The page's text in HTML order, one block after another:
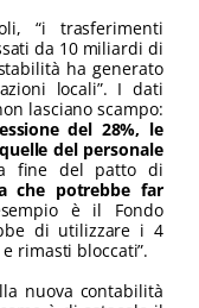
“i trasferimenti
da 10 miliardi di
ha generato
locali”. I dati
lasciano scampo:
del 28%, le
del personale
fine del patto di
che potrebbe far
è il Fondo
di utilizzare i 4
rimasti bloccati”.
nuova contabilità